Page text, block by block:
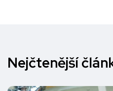
Nejčtenější